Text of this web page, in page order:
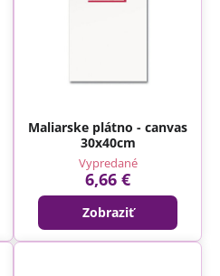
Maliarske plátno - canvas
30x40cm
Vypredané
6,66 €
Zobraziť